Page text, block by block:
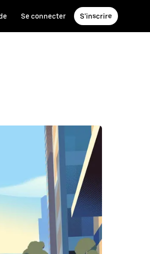
Se connecter S'inscrire